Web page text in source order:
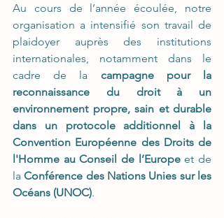
Au cours de l’année écoulée, notre
organisation a intensifié son travail de
plaidoyer auprès des institutions
internationales, notamment dans le
cadre de la campagne pour la
reconnaissance du droit à un
environnement propre, sain et durable
dans un protocole additionnel à la
Convention Européenne des Droits de
l'Homme au Conseil de l’Europe et de
la Conférence des Nations Unies sur les
Océans (UNOC).